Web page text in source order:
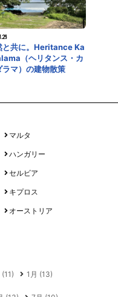
と共に。Heritance Ka
（ヘリタンス・カ
ラマ）の建物散策
マルタ
ハンガリー
セルビア
キプロス
オーストリア
1月 (13)